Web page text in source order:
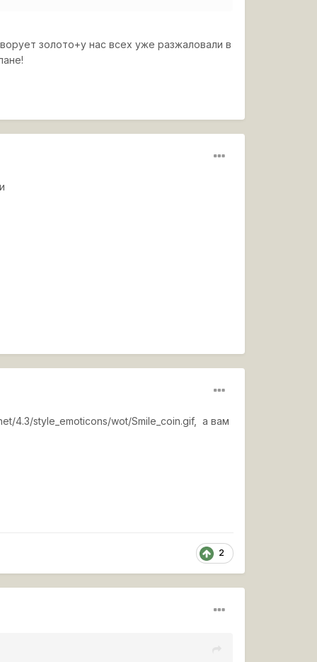
золото+у нас всех уже разжаловали в
4.3/style_emoticons/wot/Smile_coin.gif, а вам
2